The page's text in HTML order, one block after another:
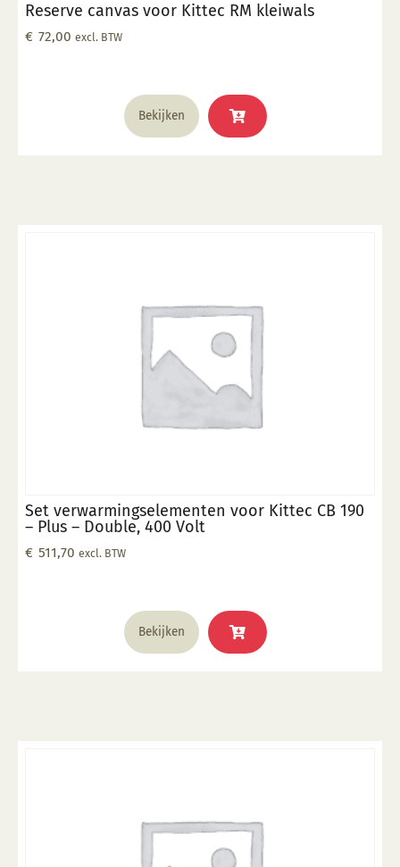
Reserve canvas voor Kittec RM kleiwals
€ 72,00 excl. BTW
Bekijken
Set verwarmingselementen voor Kittec CB 190
– Plus – Double, 400 Volt
€ 511,70 excl. BTW
Bekijken